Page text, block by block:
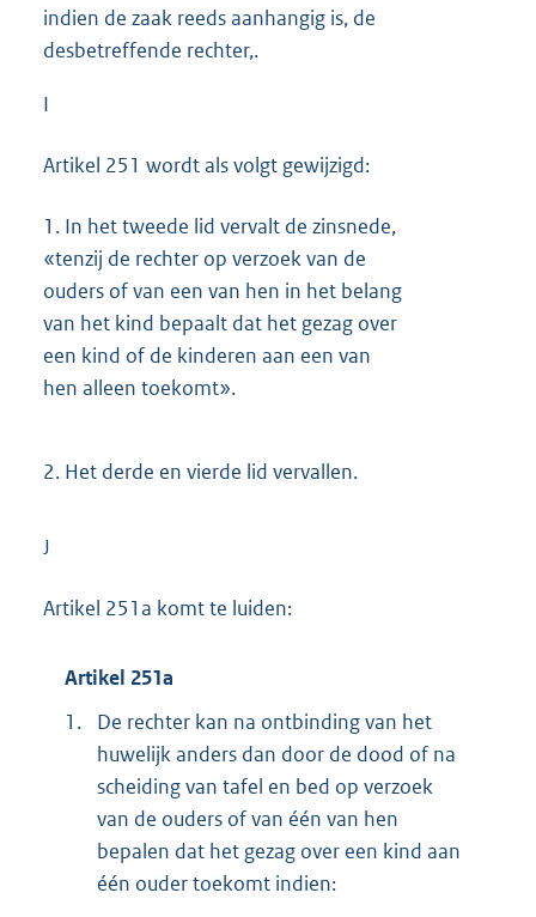
indien de zaak reeds aanhangig is, de
desbetreffende rechter,.
I
Artikel 251 wordt als volgt gewijzigd:
1. In het tweede lid vervalt de zinsnede,
«tenzij de rechter op verzoek van de
ouders of van een van hen in het belang
van het kind bepaalt dat het gezag over
een kind of de kinderen aan een van
hen alleen toekomt».
2. Het derde en vierde lid vervallen.
J
Artikel 251a komt te luiden:
Artikel 251a
1.
De rechter kan na ontbinding van het
huwelijk anders dan door de dood of na
scheiding van tafel en bed op verzoek
van de ouders of van één van hen
bepalen dat het gezag over een kind aan
één ouder toekomt indien: